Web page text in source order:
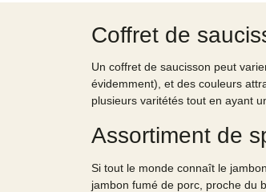
Coffret de
Un coffret de saucisson peut
évidemment), et des couleurs
plusieurs varitétés tout en ayant
Assortiment de
Si tout le monde connaît le
jambon fumé de porc, proche du